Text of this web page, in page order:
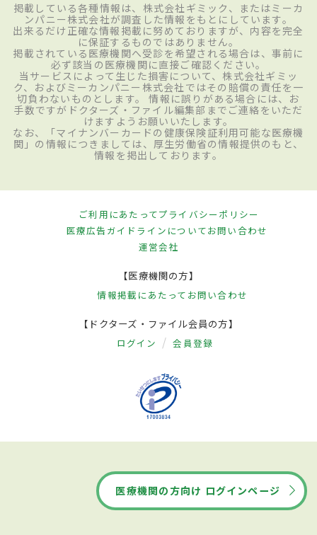
掲載している各種情報は、株式会社ギミック、またはミーカ
ンパニー株式会社が調査した情報をもとにしています。
出来るだけ正確な情報掲載に努めておりますが、内容を完全
に保証するものではありません。
掲載されている医療機関へ受診を希望される場合は、事前に
必ず該当の医療機関に直接ご確認ください。
当サービスによって生じた損害について、株式会社ギミッ
ク、およびミーカンパニー株式会社ではその賠償の責任を一
切負わないものとします。 情報に誤りがある場合には、お
手数ですがドクターズ・ファイル編集部までご連絡をいただ
けますようお願いいたします。
なお、「マイナンバーカードの健康保険証利用可能な医療機
関」の情報につきましては、厚生労働省の情報提供のもと、
情報を掲出しております。
ご利用にあたってプライバシーポリシー
医療広告ガイドラインについてお問い合わせ
運営会社
【医療機関の方】
情報掲載にあたって お問い合わせ
【ドクターズ・ファイル会員の方】
ログイン 会員登録
医療機関の方向け ログインページ